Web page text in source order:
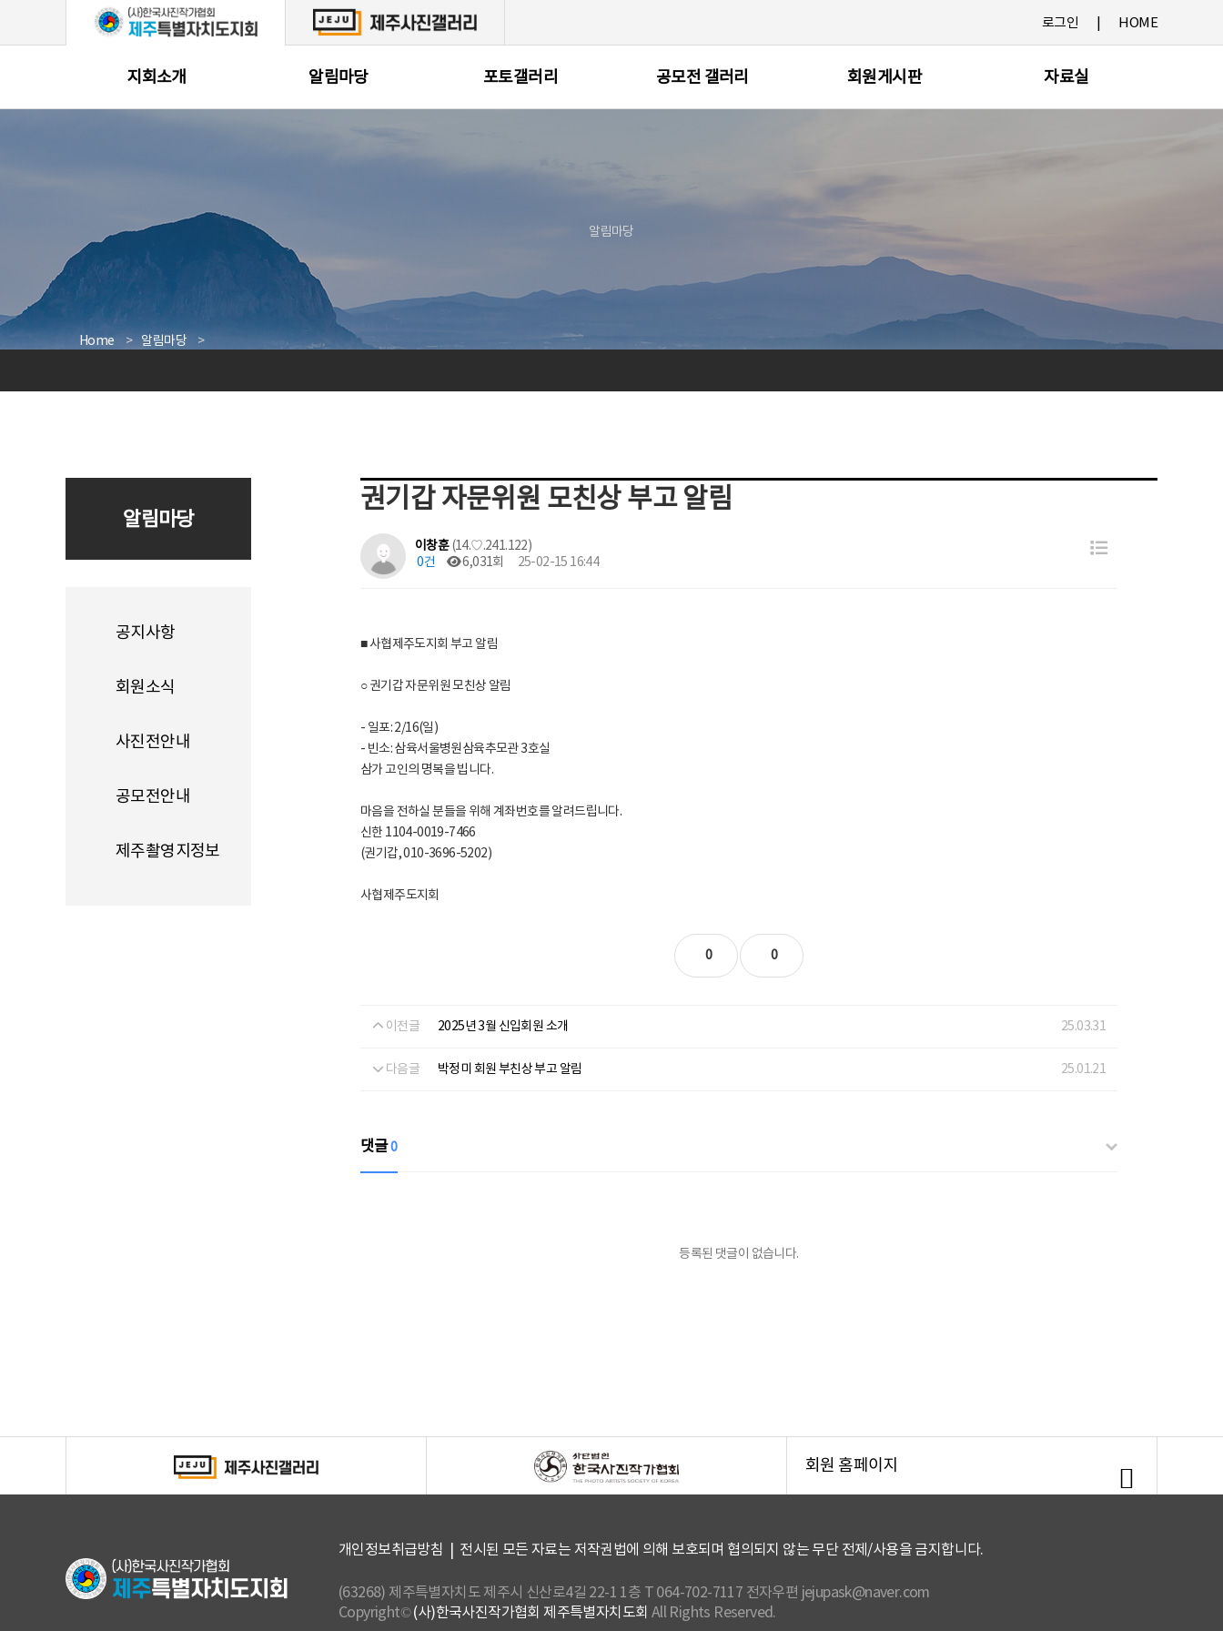
로그인 HOME
지회소개 알림마당 포토갤러리 공모전 갤러리 회원게시판 자료실
알림마당
Home 알림마당
알림마당
공지사항
회원소식
사진전안내
공모전안내
제주촬영지정보
권기갑 자문위원 모친상 부고 알림
이창훈(14.♡.241.122)
0건
6,031회 25-02-15 16:44
■ 사협제주도지회 부고 알림
○ 권기갑 자문위원 모친상 알림
- 일포: 2/16(일)
- 빈소: 삼육서울병원삼육추모관 3호실
삼가 고인의 명복을 빕니다.
마음을 전하실 분들을 위해 계좌번호를 알려드립니다.
신한 1104-0019-7466
(권기갑, 010-3696-5202)
사협제주도지회
0 0
이전글 2025년 3월 신입회원 소개 25.03.31
다음글 박정미 회원 부친상 부고 알림 25.01.21
댓글0
등록된 댓글이 없습니다.
회원 홈페이지
개인정보취급방침 | 전시된 모든 자료는 저작권법에 의해 보호되며 협의되지 않는 무단 전제/사용을 금지합니다.
(63268) 제주특별자치도 제주시 신산로4길 22-1 1층 T 064-702-7117 전자우편 jejupask@naver.com
Copyright©(사)한국사진작가협회 제주특별자치도회 All Rights Reserved.